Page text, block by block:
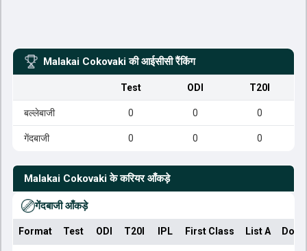
Malakai Cokovaki की आईसीसी रैंकिंग
Test ODI T20I
बल्लेबाजी 0 0 0
गेंदबाजी 0 0 0
Malakai Cokovaki के करियर आँकड़े
गेंदबाजी आँकड़े
Format Test ODI T20I IPL First Class List A